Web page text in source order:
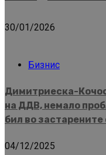
30/01/2026
Бизнис
Димитриеска-
на ДДВ, немало
бил во
04/12/2025